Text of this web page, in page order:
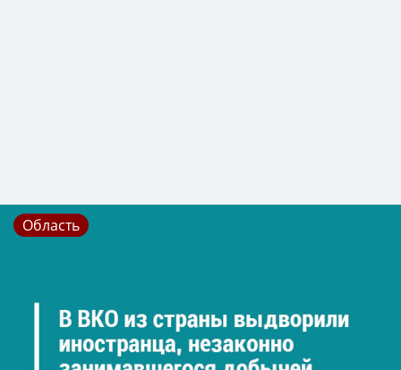
Область